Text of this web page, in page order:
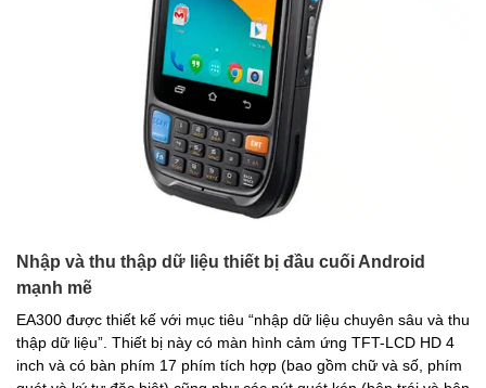
Nhập và thu thập dữ liệu thiết bị đầu cuối Android
mạnh mẽ
EA300 được thiết kế với mục tiêu “nhập dữ liệu chuyên sâu và thu
thập dữ liệu”. Thiết bị này có màn hình cảm ứng TFT-LCD HD 4
inch và có bàn phím 17 phím tích hợp (bao gồm chữ và số, phím